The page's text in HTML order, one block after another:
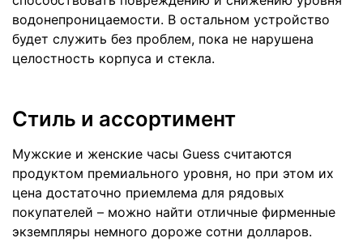
водонепроницаемости. В остальном устройство
будет служить без проблем, пока не нарушена
целостность корпуса и стекла.
Стиль и ассортимент
Мужские и женские часы Guess считаются
продуктом премиального уровня, но при этом их
цена достаточно приемлема для рядовых
покупателей – можно найти отличные фирменные
экземпляры немного дороже сотни долларов.